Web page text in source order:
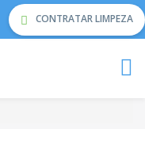
CONTRATAR LIMPEZA